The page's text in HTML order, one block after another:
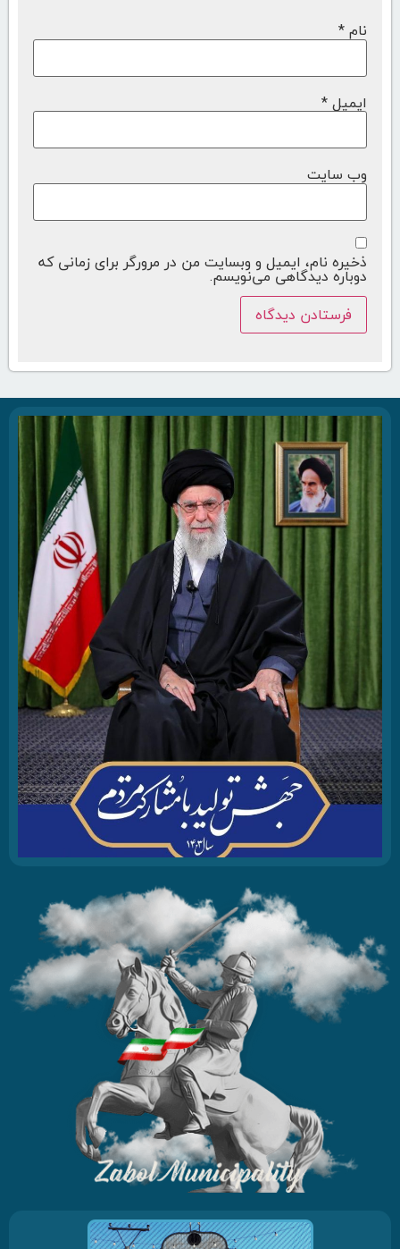
نام*
ایمیل*
وب‌ سایت
ذخیره نام، ایمیل و وبسایت من در مرورگر برای زمانی که
دوباره دیدگاهی می‌نویسم.